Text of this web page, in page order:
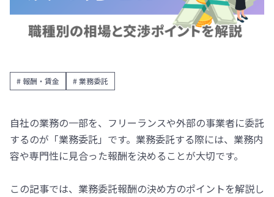
# 報酬・賃金 # 業務委託
自社の業務の一部を、フリーランスや外部の事業者に委託
するのが「業務委託」です。業務委託する際には、業務内
容や専門性に見合った報酬を決めることが大切です。
この記事では、業務委託報酬の決め方のポイントを解説し